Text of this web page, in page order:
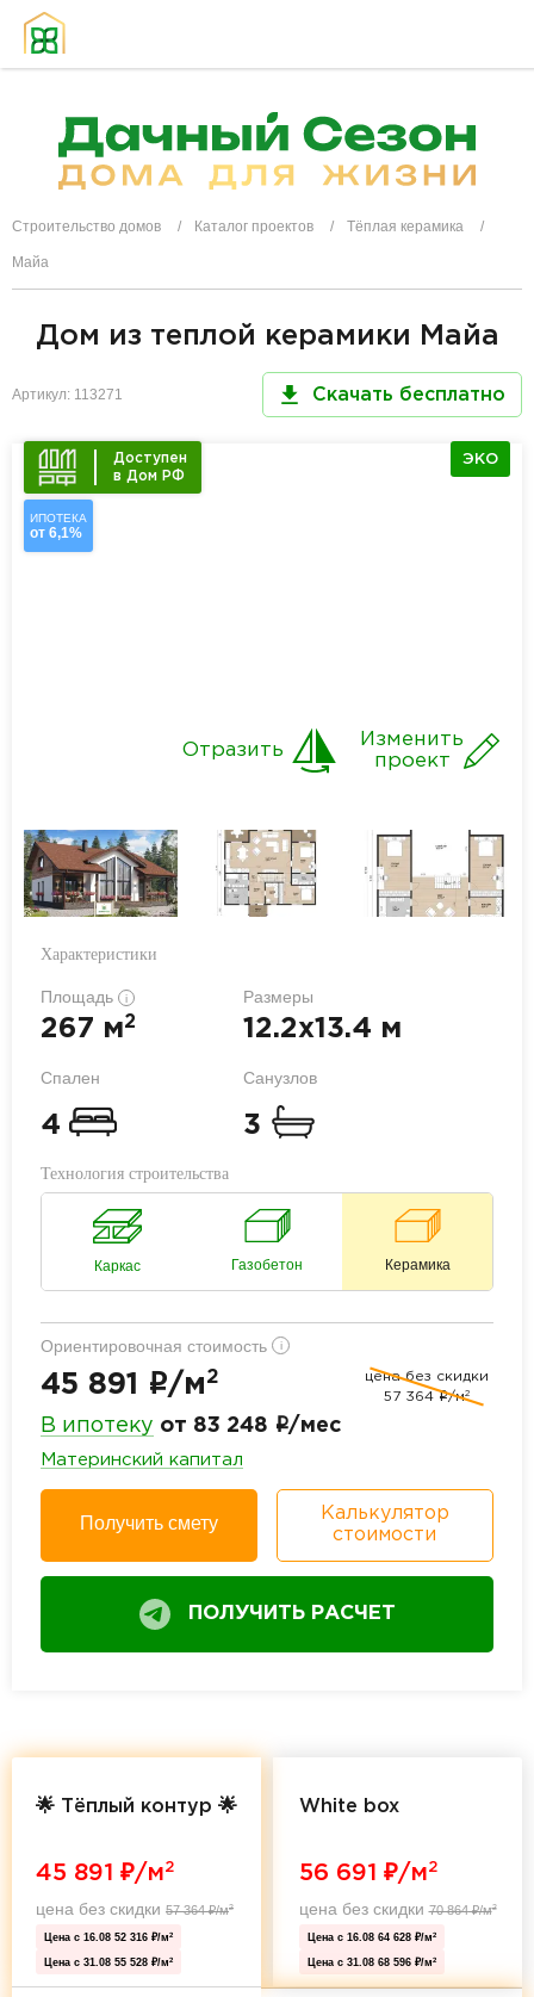
Строительство домов Каталог проектов Тёплая керамика
Майа
Дом из теплой керамики Майа
Артикул: 113271 Скачать бесплатно
Доступен
в Дом РФ
ИПОТЕКА
от 6,1%
ЭКО
Изменить
проект
Отразить
Характеристики
Площадь i
267 м2
Размеры
12.2x13.4 м
Спален
4
Санузлов
3
Технология строительства
Каркас Газобетон Керамика
Ориентировочная стоимость i
45 891 i/м 2
цена без скидки
57 364 i/м2
В ипотеку от 83 248 i/мес
Материнский капитал
Получить смету
Калькулятор
стоимости
ПОЛУЧИТЬ РАСЧЕТ
🌟 Тёплый контур 🌟
45 891 ₽/м2
цена без скидки 57 364₽/м2
Цена с 16.08 52 316 ₽/м2
Цена с 31.08 55 528 ₽/м2
White box
56 691 ₽/м2
цена без скидки70 864₽/м2
Цена с 16.08 64 628 ₽/м2
Цена с 31.08 68 596 ₽/м2